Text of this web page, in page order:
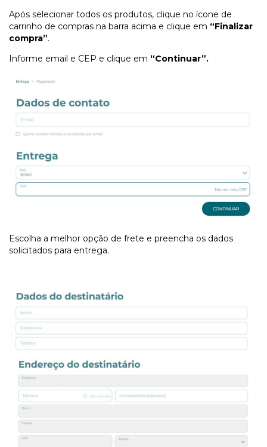
Após selecionar todos os produtos, clique no ícone de
carrinho de compras na barra acima e clique em “Finalizar
compra”.
Informe email e CEP e clique em “Continuar”.
Escolha a melhor opção de frete e preencha os dados
solicitados para entrega.